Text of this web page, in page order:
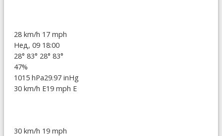
28 km/h 17 mph
Нед, 09 18:00
28° 83° 28° 83°
47%
1015 hPa29.97 inHg
30 km/h E19 mph E
30 km/h 19 mph